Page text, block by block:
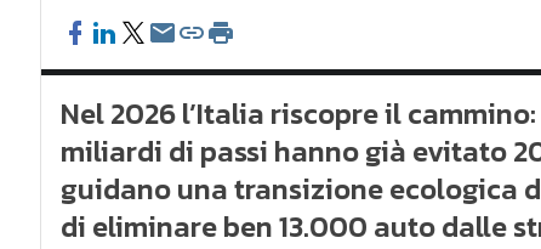
Nel 2026 l’Italia riscopre il
miliardi di passi hanno già evitato
guidano una transizione ecologica
di eliminare ben 13.000 auto dalle